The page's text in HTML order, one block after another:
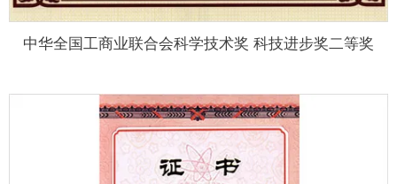
中华全国工商业联合会科学技术奖 科技进步奖二等奖